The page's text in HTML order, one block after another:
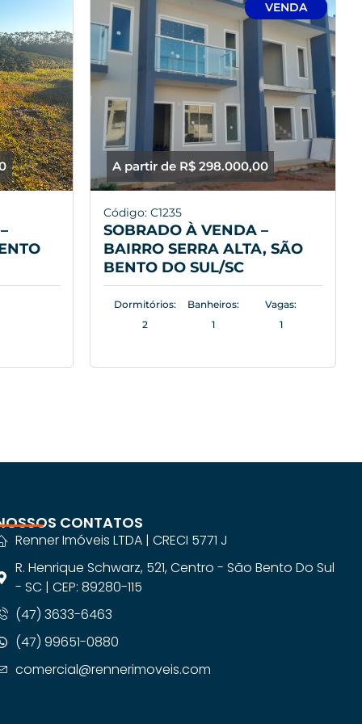
A partir de R$ 298.000,00
VENDA
Código: C1235
SOBRADO À VENDA –
BAIRRO SERRA ALTA, SÃO
BENTO DO SUL/SC
Dormitórios:
2
Banheiros:
1
Vagas:
1
CONTATOS
Renner Imóveis LTDA | CRECI 5771 J
R. Henrique Schwarz, 521, Centro - São Bento Do Sul
- SC | CEP: 89280-115
(47) 3633-6463
(47) 99651-0880
comercial@rennerimoveis.com